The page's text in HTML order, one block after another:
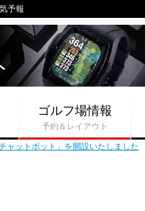
予報
ゴルフ場情報
予約＆レイアウト
ャットボット」を開設いたしました